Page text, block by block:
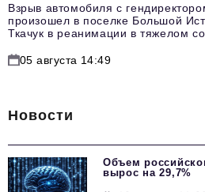
Взрыв автомобиля с
произошел в поселке Большой
Ткачук в реанимации в тяжелом
05 августа 14:49
Новости
Объем
вырос на 29,7%